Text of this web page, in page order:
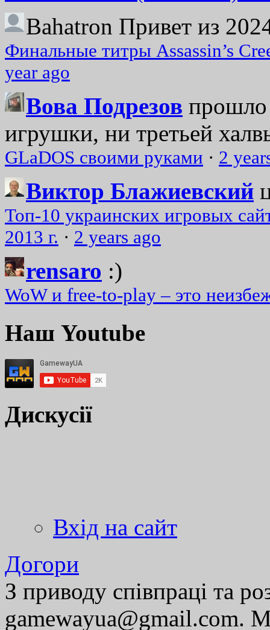
Bahatron Привет из
Финальные титры Assassin’s
year ago
Вова Подрезов прошло
игрушки, ни третьей
GLaDOS своими руками · 2
Виктор Блажиевский
Топ-10 украинских игровых
2013 г. · 2 years ago
rensaro :)
WoW и free-to-play – это
Наш Youtube
Дискусії
Вхід на сайт
Догори
З приводу співпраці та
gamewayua@gmail.com.